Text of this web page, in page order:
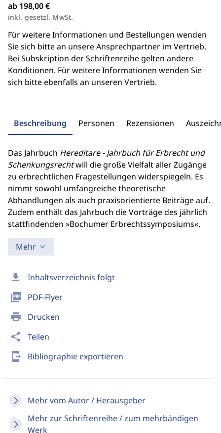
download Inhaltsverzeichnis folgt
picture_as_pdf PDF-Flyer
print Drucken
share Teilen
send_to_mobile Bibliographie exportieren
Mehr vom Autor / Herausgeber
Mehr zur Schriftenreihe / zum mehrbändigen
Werk
ab 198,00 €
inkl. gesetzl. MwSt.
Für weitere Informationen und Bestellungen wenden
Sie sich bitte an unsere Ansprechpartner im Vertrieb.
Bei Subskription der Schriftenreihe gelten andere
Konditionen. Für weitere Informationen wenden Sie
sich bitte ebenfalls an unseren Vertrieb.
Beschreibung Personen Rezensionen
Das Jahrbuch Hereditare - Jahrbuch für Erbrecht und
Schenkungsrechtwill die große Vielfalt aller Zugänge
zu erbrechtlichen Fragestellungen widerspiegeln. Es
nimmt sowohl umfangreiche theoretische
Abhandlungen als auch praxisorientierte Beiträge auf.
Zudem enthält das Jahrbuch die Vorträge des jährlich
stattfindenden »Bochumer Erbrechtssymposiums«.
Mehr